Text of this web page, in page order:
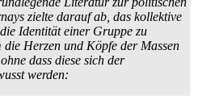
zielte darauf ab, das kollektive
Identität einer Gruppe zu
Herzen und Köpfe der Massen
dass diese sich der
werden: